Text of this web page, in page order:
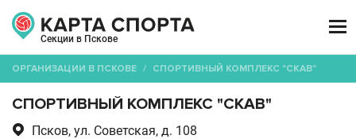
Секции в Пскове

ОРГАНИЗАЦИИ В ПСКОВЕ / СПОРТИВНЫЙ КОМПЛЕКС "СКАВ"
СПОРТИВНЫЙ КОМПЛЕКС "СКАВ"
 Псков, ул. Советская, д. 108